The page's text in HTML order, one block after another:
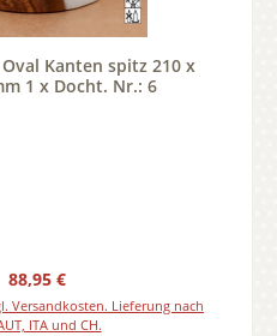
Kanten spitz 210 x
1 x Docht. Nr.: 6
Regulärer Preis:
88,95 €
Versandkosten. Lieferung nach
ITA und CH.